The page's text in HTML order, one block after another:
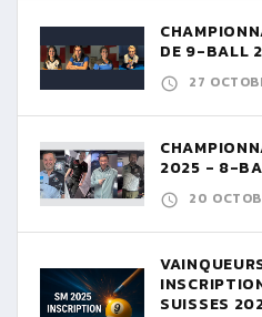
DE 9-BALL
27
2025 - 8-
20
SUISSES